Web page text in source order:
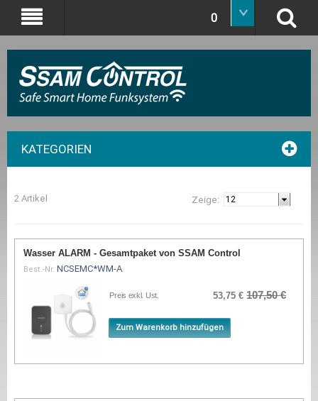
0
KATEGORIEN
2 Artikel Zeige:
Wasser ALARM - Gesamtpaket von SSAM Control
Best.-Nr. NCSEMC*WM-A
Preis exkl. Ust. 53,75 € 107,50 €
Zum Warenkorb hinzufügen